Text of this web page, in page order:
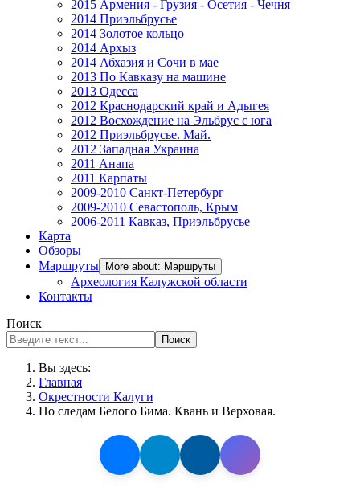
2015 Армения - Грузия - Осетия - Чечня
2014 Приэльбрусье
2014 Золотое кольцо
2014 Архыз
2014 Абхазия и Сочи в мае
2013 По Кавказу на машине
2013 Одесса
2012 Краснодарский край и Адыгея
2012 Восхождение на Эльбрус с юга
2012 Приэльбрусье. Май.
2012 Западная Украина
2011 Анапа
2011 Карпаты
2009-2010 Санкт-Петербург
2009-2010 Севастополь, Крым
2006-2011 Кавказ, Приэльбрусье
Карта
Обзоры
Маршруты
More about: Маршруты
Археология Калужской области
Контакты
Поиск
Поиск
Вы здесь:
Главная
Окрестности Калуги
По следам Белого Бима. Квань и Верховая.